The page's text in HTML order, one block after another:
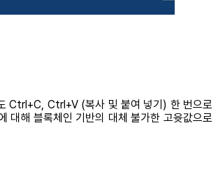
Ctrl+C, Ctrl+V (복사 및 붙여 넣기) 한 번으로
대해 블록체인 기반의 대체 불가한 고윳값으로